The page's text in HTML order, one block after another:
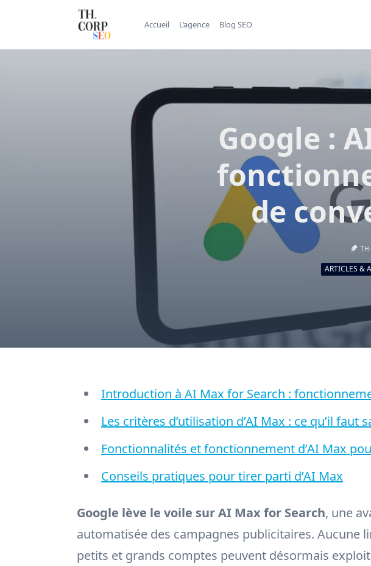
Accueil L’agence Blog SEO
Google :
de
ARTICLES &
Introduction à AI Max for Search :
Les critères d’utilisation d’AI Max : ce qu’il faut
Fonctionnalités et fonctionnement d’AI Max
Conseils pratiques pour tirer parti d’AI Max
Google lève le voile sur AI Max for Search, une
automatisée des campagnes publicitaires. Aucune
petits et grands comptes peuvent désormais